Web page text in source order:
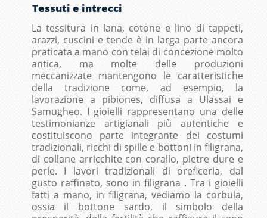
Tessuti e intrecci
La tessitura in lana, cotone e lino di tappeti,
arazzi, cuscini e tende è in larga parte ancora
praticata a mano con telai di concezione molto
antica, ma molte delle produzioni
meccanizzate mantengono le caratteristiche
della tradizione come, ad esempio, la
lavorazione a pibiones, diffusa a Ulassai e
Samugheo. I gioielli rappresentano una delle
testimonianze artigianali più autentiche e
costituiscono parte integrante dei costumi
tradizionali, ricchi di spille e bottoni in filigrana,
di collane arricchite con corallo, pietre dure e
perle. I lavori tradizionali di oreficeria, dal
gusto raffinato, sono in filigrana . Tra i gioielli
fatti a mano, in filigrana, vediamo la corbula,
ossia il bottone sardo, il simbolo della